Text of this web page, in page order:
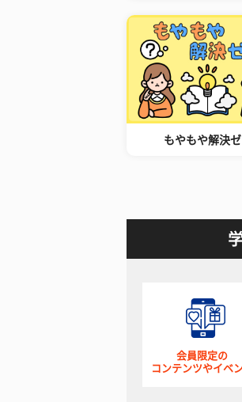
もやもや解決ゼ
会員限定の
コンテンツやイベ